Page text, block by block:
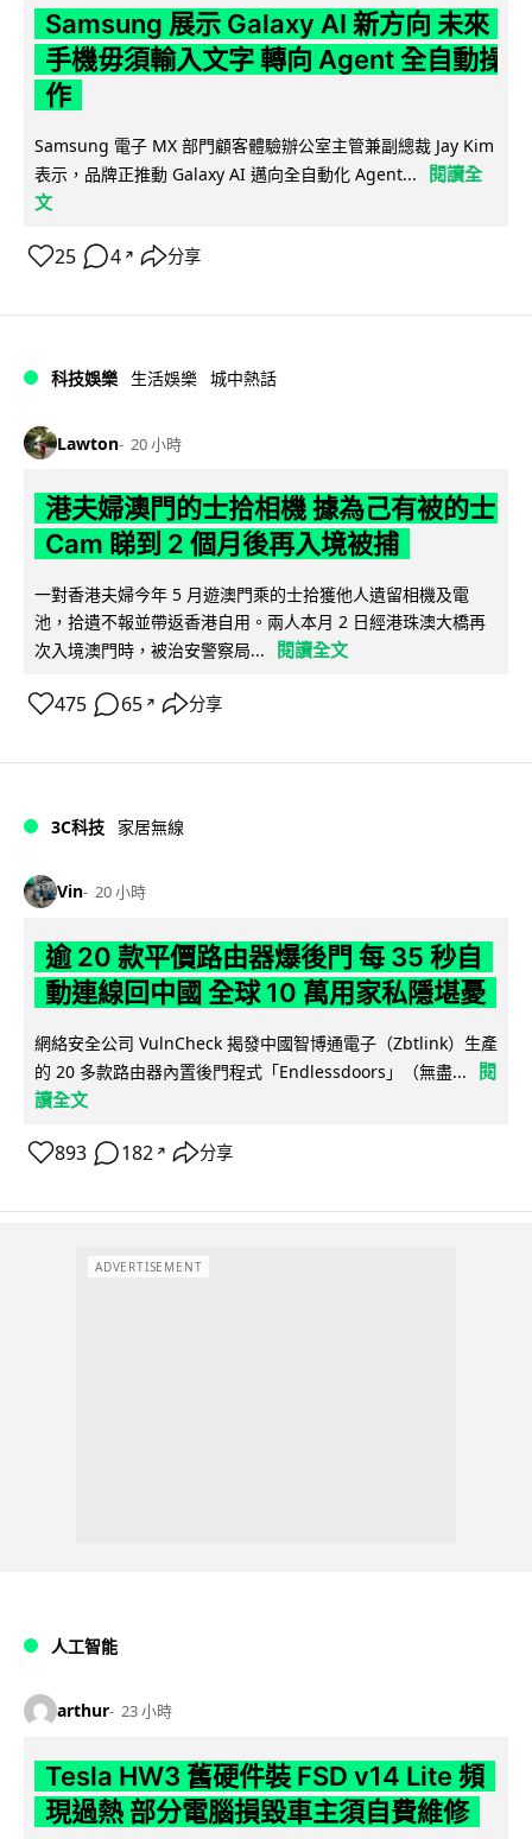
Samsung 展示 Galaxy AI 新方向 未來
手機毋須輸入文字 轉向 Agent 全自動操
作
Samsung 電子 MX 部門顧客體驗辦公室主管兼副總裁 Jay Kim
表示，品牌正推動 Galaxy AI 邁向全自動化 Agent...
閱讀全
文
25 4 ↗ 分享
科技娛樂 生活娛樂 城中熱話
Lawton 20 小時
港夫婦澳門的士拾相機 據為己有被的士
Cam 睇到 2 個月後再入境被捕
一對香港夫婦今年 5 月遊澳門乘的士拾獲他人遺留相機及電
池，拾遺不報並帶返香港自用。兩人本月 2 日經港珠澳大橋再
次入境澳門時，被治安警察局...
閱讀全文
475 65 ↗ 分享
3C科技 家居無線
Vin 20 小時
逾 20 款平價路由器爆後門 每 35 秒自
動連線回中國 全球 10 萬用家私隱堪憂
網絡安全公司 VulnCheck 揭發中國智博通電子（Zbtlink）生產
的 20 多款路由器內置後門程式「Endlessdoors」（無盡...
閱
讀全文
893 182 ↗ 分享
ADVERTISEMENT
人工智能
arthur 23 小時
Tesla HW3 舊硬件裝 FSD v14 Lite 頻
現過熱 部分電腦損毀車主須自費維修